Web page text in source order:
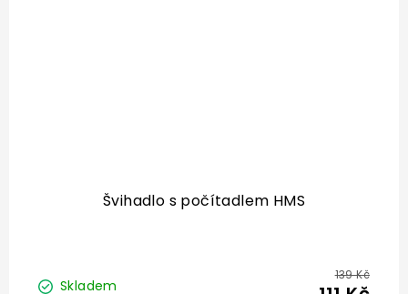
Švihadlo s počítadlem HMS
Skladem
139 Kč